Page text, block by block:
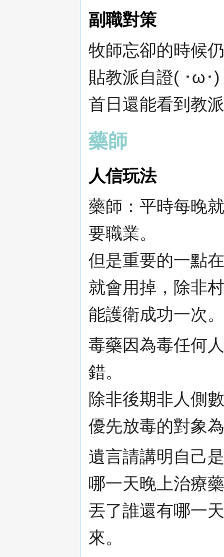
副職對策
牧師忘卻的時候
貼教派自證( ･ω･)
首日還能看到教
藥師
人信玩法
藥師：平時每晚
要職業。
但是重要的一點
就會用掉，除非
能護衛成功一次。
毒藥因為毒任何
錯。
除非後期非人側
優先放毒的對象
遺言請講明自己
哪一天晚上治療
丟了誰還有哪一
來。